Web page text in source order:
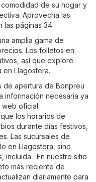
de su hogar y
Aprovecha las
las páginas 34.
amplia gama de
Los folletos en
así que explore
Llagostera.
de apertura de Bonpreu
información necesaria ya
web oficial
los horarios de
durante días festivos,
Las sucursales de
en Llagostera, sino
incluida . En nuestro sitio
más reciente de
diariamente para